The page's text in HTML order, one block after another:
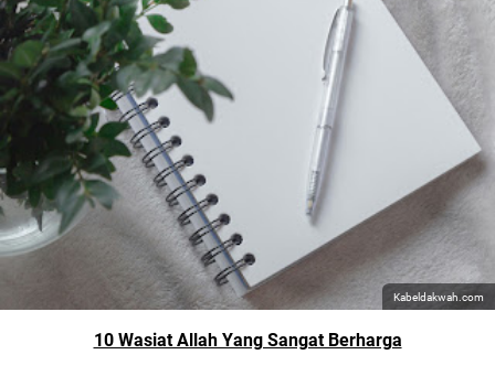
Kabeldakwah.com
10 Wasiat Allah Yang Sangat Berharga